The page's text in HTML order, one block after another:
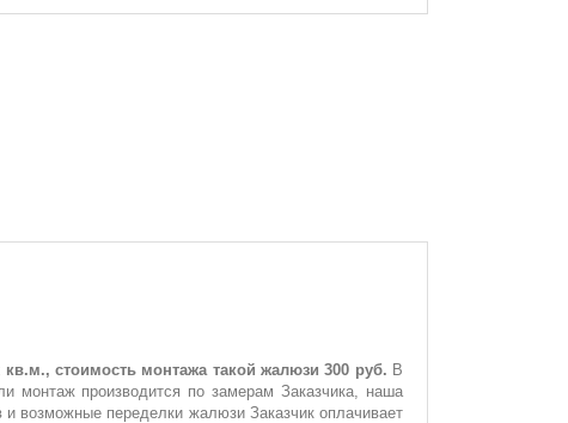
стоимость монтажа такой жалюзи 300 руб. В
монтаж производится по замерам Заказчика, наша
возможные переделки жалюзи Заказчик оплачивает